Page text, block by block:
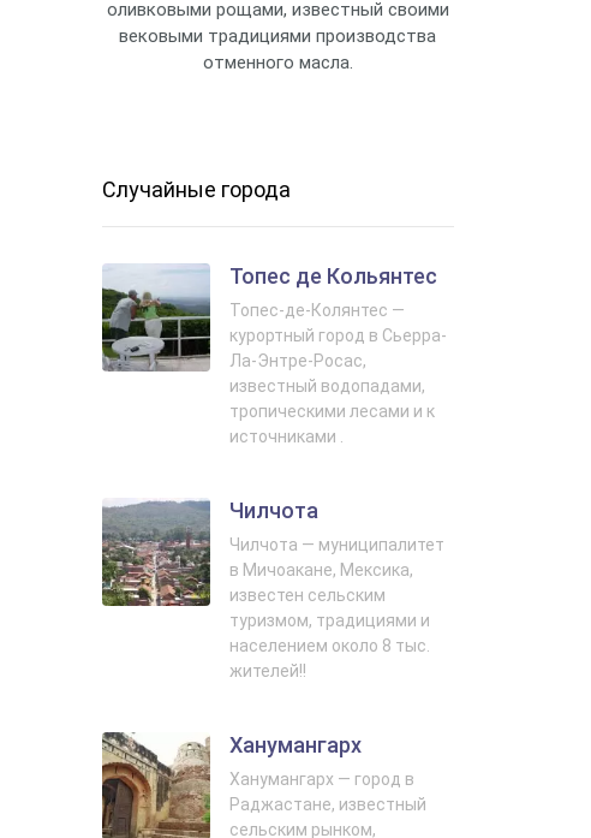
оливковыми рощами, известный своими
вековыми традициями производства
отменного масла.
Случайные города
Топес де Кольянтес
Топес-де-Колянтес —
курортный город в Сьерра-
Ла-Энтре-Росас,
известный водопадами,
тропическими лесами и к
источниками .
Чилчота
Чилчота — муниципалитет
в Мичоакане, Мексика,
известен сельским
туризмом, традициями и
населением около 8 тыс.
жителей!!
Ханумангарх
Ханумангарх — город в
Раджастане, известный
сельским рынком,